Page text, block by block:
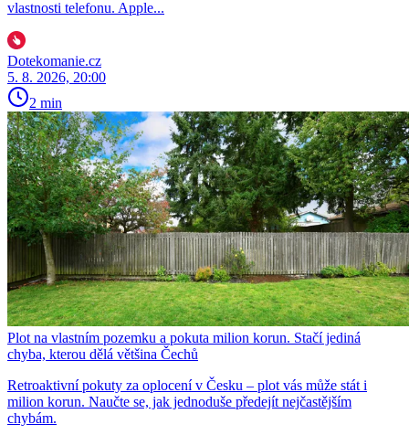
vlastnosti telefonu. Apple...
Dotekomanie.cz
5. 8. 2026, 20:00
2 min
Plot na vlastním pozemku a pokuta milion korun. Stačí jediná
chyba, kterou dělá většina Čechů
Retroaktivní pokuty za oplocení v Česku – plot vás může stát i
milion korun. Naučte se, jak jednoduše předejít nejčastějším
chybám.